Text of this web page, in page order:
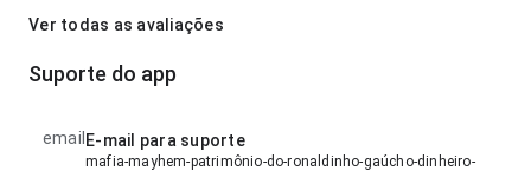
Ver todas as avaliações
Suporte do app
email E-mail para suporte
mafia-mayhem-patrimônio-do-ronaldinho-gaúcho-dinheiro-